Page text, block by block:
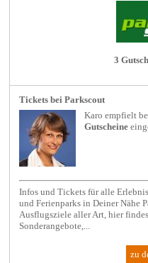
3
Tickets bei Parkscout
Karo empfielt
Gutscheine
Infos und Tickets für alle
und Ferienparks in Deiner Nähe
Ausflugsziele aller Art, hier
Sonderangebote,...
zu